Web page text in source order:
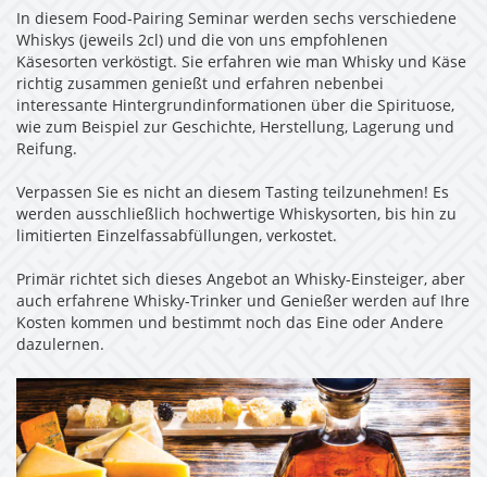
In diesem Food-Pairing Seminar werden sechs verschiedene
Whiskys (jeweils 2cl) und die von uns empfohlenen
Käsesorten verköstigt. Sie erfahren wie man Whisky und Käse
richtig zusammen genießt und erfahren nebenbei
interessante Hintergrundinformationen über die Spirituose,
wie zum Beispiel zur Geschichte, Herstellung, Lagerung und
Reifung.
Verpassen Sie es nicht an diesem Tasting teilzunehmen! Es
werden ausschließlich hochwertige Whiskysorten, bis hin zu
limitierten Einzelfassabfüllungen, verkostet.
Primär richtet sich dieses Angebot an Whisky-Einsteiger, aber
auch erfahrene Whisky-Trinker und Genießer werden auf Ihre
Kosten kommen und bestimmt noch das Eine oder Andere
dazulernen.